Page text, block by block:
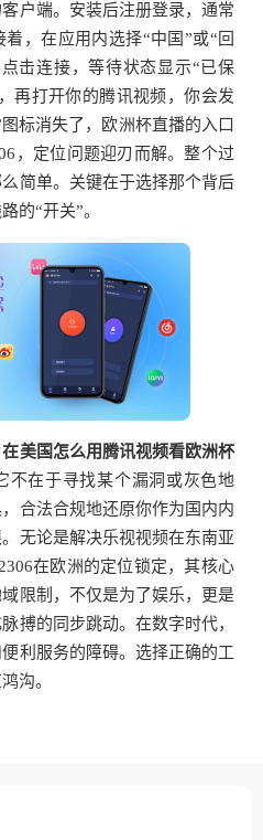
户端。安装后注册登录，通常
，在应用内选择“中国”或“回
击连接，等待状态显示“已保
再打开你的腾讯视频，你会发
标消失了，欧洲杯直播的入口
，定位问题迎刃而解。整个过
简单。关键在于选择那个背后
的“开关”。
在美国怎么用腾讯视频看欧洲杯
不在于寻找某个漏洞或灰色地
合法合规地还原你作为国内内
无论是解决乐视视频在东南亚
在欧洲的定位锁定，其核心
限制，不仅是为了娱乐，更是
搏的同步跳动。在数字时代，
利服务的障碍。选择正确的工
沟。